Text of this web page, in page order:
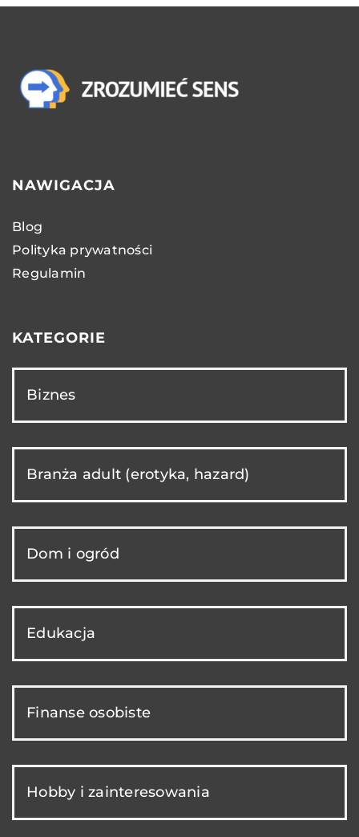
NAWIGACJA
Blog
Polityka prywatności
Regulamin
KATEGORIE
Biznes
Branża adult (erotyka, hazard)
Dom i ogród
Edukacja
Finanse osobiste
Hobby i zainteresowania